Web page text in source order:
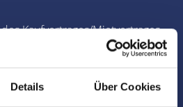
Details Über Cookies
Kaufvertrages/Mietvertrages
Koordinierung des